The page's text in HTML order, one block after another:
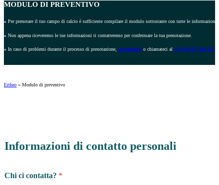
MODULO DI PREVENTIVO
» Per prenotare il tuo campo di calcio è sufficiente compilare il modulo sottostante con tutte le informazioni
» Non appena riceveremo le tue informazioni ti contatteremo per confermare la tua prenotazione.
» In caso di problemi durante il processo di prenotazione, contattateci o chiamateci al (+39) 02 87 368 972
Ertheo » Modulo di preventivo
Informazioni di contatto personali
Chi ci contatta? *